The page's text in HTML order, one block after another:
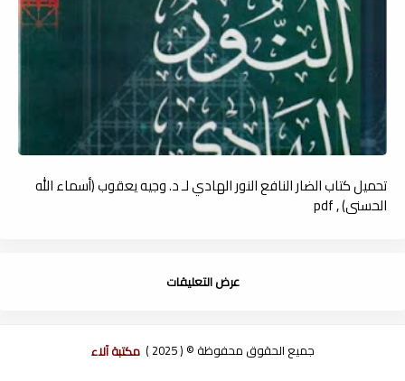
تحميل كتاب الضار النافع النور الهادي لـ د. وجيه يعقوب (أسماء الله
الحسنى) , pdf
عرض التعليقات
جميع الحقوق محفوظة © ( 2025 ) مكتبة آلاء